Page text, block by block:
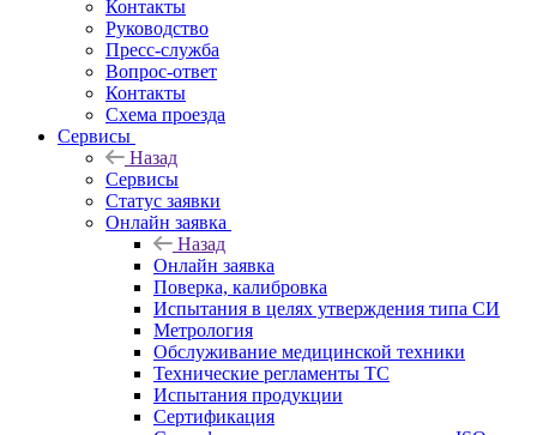
Контакты
Руководство
Пресс-служба
Вопрос-ответ
Контакты
Схема проезда
Сервисы
Назад
Сервисы
Статус заявки
Онлайн заявка
Назад
Онлайн заявка
Поверка, калибровка
Испытания в целях утверждения типа СИ
Метрология
Обслуживание медицинской техники
Технические регламенты ТС
Испытания продукции
Сертификация